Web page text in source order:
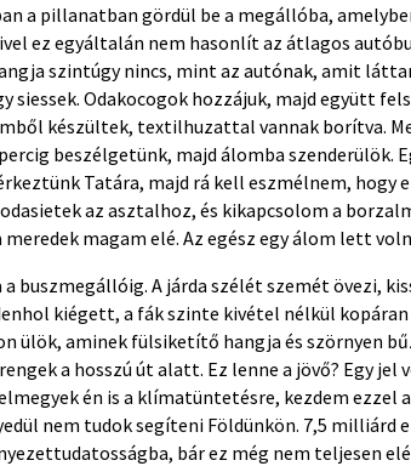
a pillanatban gördül be a megállóba,
ez egyáltalán nem hasonlít az átlagos
szintúgy nincs, mint az autónak, amit
Odakocogok hozzájuk, majd együtt
készültek, textilhuzattal vannak borítva.
beszélgetünk, majd álomba szenderülök.
Tatára, majd rá kell eszmélnem, hogy
az asztalhoz, és kikapcsolom a
magam elé. Az egész egy álom lett
buszmegállóig. A járda szélét szemét övezi,
kiégett, a fák szinte kivétel nélkül kopáran
ülök, aminek fülsiketítő hangja és szörnyen
a hosszú út alatt. Ez lenne a jövő? Egy jel
én is a klímatüntetésre, kezdem ezzel
nem tudok segíteni Földünkön. 7,5 milliárd
bár ez még nem teljesen